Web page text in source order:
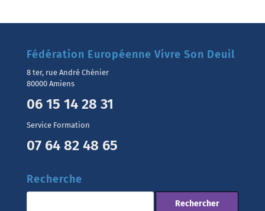
Fédération Européenne Vivre Son Deuil
8 ter, rue André Chénier
80000 Amiens
06 15 14 28 31
Service Formation
07 64 82 48 65
Recherche